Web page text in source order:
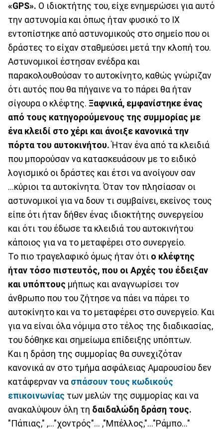
«GPS». Ο ιδιοκτήτης του, είχε ενημερώσει για αυτό
την αστυνομία και όπως ήταν φυσικό το ΙΧ
εντοπίστηκε από αστυνομικούς στο σημείο που οι
δράστες το είχαν σταθμεύσει μετά την κλοπή του.
Αστυνομικοί έστησαν ενέδρα και
παρακολουθούσαν το αυτοκίνητο, καθώς γνώριζαν
ότι αυτός που θα πήγαινε να το πάρει θα ήταν
σίγουρα ο κλέφτης. Ξαφνικά, εμφανίστηκε ένας
από τους κατηγορούμενους της συμμορίας με
ένα κλειδί στο χέρι και άνοιξε κανονικά την
πόρτα του αυτοκινήτου.Ήταν ένα από τα κλειδιά
που μπορούσαν να κατασκευάσουν με το ειδικό
λογισμικό οι δράστες και έτσι να ανοίγουν σαν
...κύριοι τα αυτοκίνητα. Όταν τον πλησίασαν οι
αστυνομικοί για να δουν τι συμβαίνει, εκείνος τους
είπε ότι ήταν δήθεν ένας ιδιοκτήτης συνεργείου
και ότι του έδωσε τα κλειδιά του αυτοκινήτου
κάποιος για να το μεταφέρει στο συνεργείο.
Το πιο τραγελαφικό όμως ήταν ότι ο κλέφτης
ήταν τόσο πιστευτός, που οι Αρχές του έδειξαν
και υπόπτους μήπως και αναγνωρίσει τον
άνθρωπο που του ζήτησε να πάει να πάρει το
αυτοκίνητο και να το μεταφέρει στο συνεργείο. Και
για να είναι όλα νόμιμα στο τέλος της διαδικασίας,
του δόθηκε και σημείωμα επίδειξης υπόπτων.
Και η δράση της συμμορίας θα συνεχιζόταν
κανονικά αν στο τμήμα ασφάλειας Αμαρουσίου δεν
κατάφερναν να σπάσουν τους κωδικούς
επικοινωνίας των μελών της συμμορίας και να
ανακαλύψουν όλη τη δαιδαλώδη δράση τους.
"Πάπιας," ,..."χοντρός"... ,"Μπέλλος,"..."Ράμπο..."